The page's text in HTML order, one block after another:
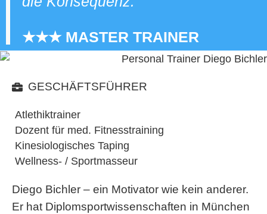
★★★ MASTER TRAINER
GESCHÄFTSFÜHRER
Atlethiktrainer
Dozent für med. Fitnesstraining
Kinesiologisches Taping
Wellness- / Sportmasseur
Diego Bichler – ein Motivator wie kein anderer.
Er hat Diplomsportwissenschaften in München